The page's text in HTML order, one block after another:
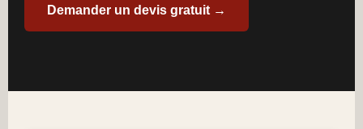
Demander un devis gratuit →